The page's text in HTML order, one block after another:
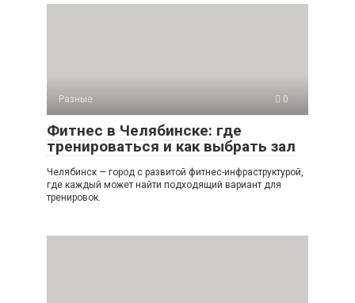
Разные 0
Фитнес в Челябинске: где
тренироваться и как выбрать зал
Челябинск — город с развитой фитнес-инфраструктурой,
где каждый может найти подходящий вариант для
тренировок.